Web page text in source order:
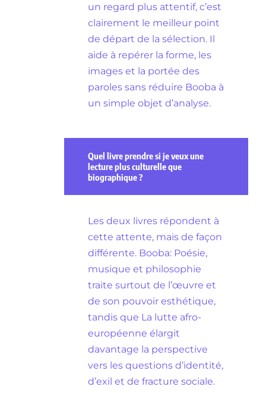
un regard plus attentif, c’est
clairement le meilleur point
de départ de la sélection. Il
aide à repérer la forme, les
images et la portée des
paroles sans réduire Booba à
un simple objet d’analyse.
Quel livre prendre si je veux une
lecture plus culturelle que
biographique ?
Les deux livres répondent à
cette attente, mais de façon
différente. Booba: Poésie,
musique et philosophie
traite surtout de l’œuvre et
de son pouvoir esthétique,
tandis que La lutte afro-
européenne élargit
davantage la perspective
vers les questions d’identité,
d’exil et de fracture sociale.